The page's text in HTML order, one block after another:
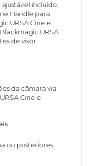
incluído.
Handle para
URSA Cine e
URSA
de visor
da câmara via
Cine e
ou posteriores